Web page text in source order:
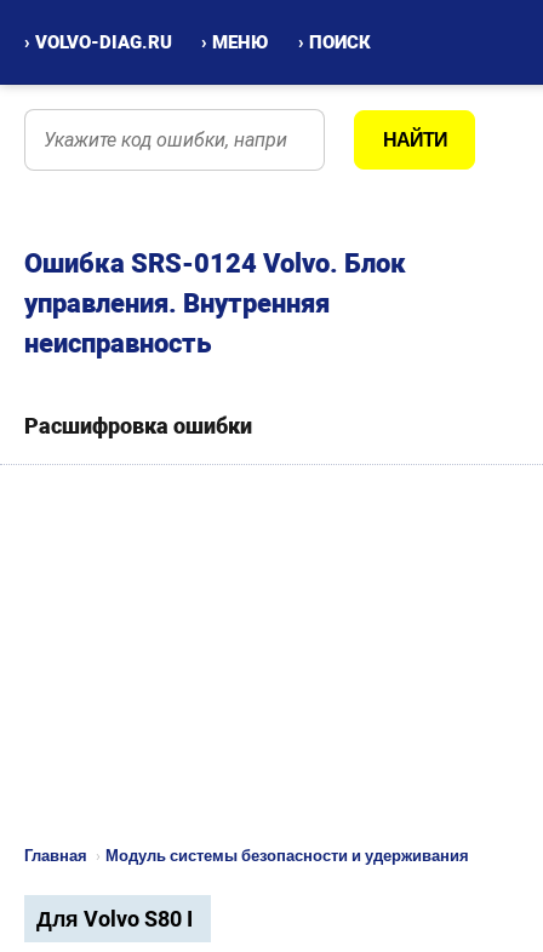
› VOLVO-DIAG.RU › МЕНЮ › ПОИСК
Ошибка SRS-0124 Volvo. Блок
управления. Внутренняя
неисправность
Расшифровка ошибки
Главная › Модуль системы безопасности и удерживания
Для Volvo S80 I